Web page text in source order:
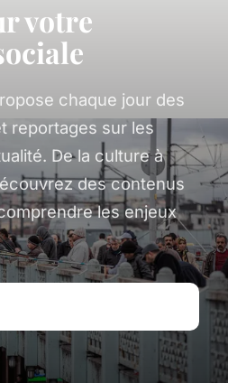
votre
chaque jour des
reportages sur les
De la culture à
des contenus
les enjeux